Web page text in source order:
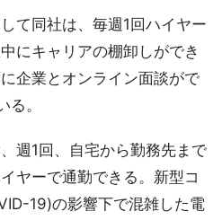
て同社は、毎週1回ハイヤー
にキャリアの棚卸しができ
企業とオンライン面談がで
。
週1回、自宅から勤務先まで
ヤーで通勤できる。新型コ
19)の影響下で混雑した電